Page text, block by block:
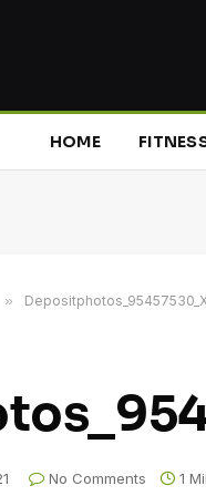
HOME
»
No Comments 1